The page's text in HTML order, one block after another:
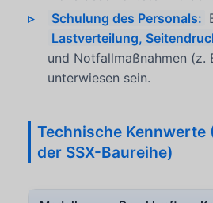
Schulung des Personals:
Lastverteilung,
und Notfallmaßnahmen (z.
unterwiesen sein.
Technische Kennwerte
der SSX-Baureihe)